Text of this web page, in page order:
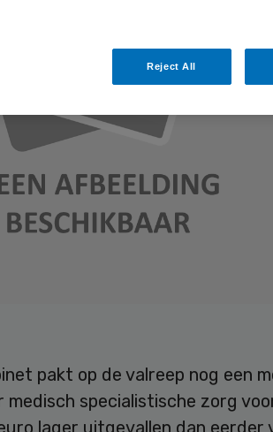
pakt op de valreep nog een
medisch specialistische zorg
lager uitgevallen dan eerder
Reject All